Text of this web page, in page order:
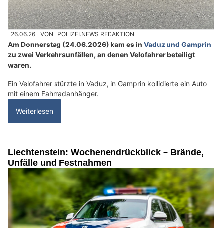
26.06.26 VON POLIZEI.NEWS REDAKTION
Am Donnerstag (24.06.2026) kam es in Vaduz und Gamprin
zu zwei Verkehrsunfällen, an denen Velofahrer beteiligt
waren.
Ein Velofahrer stürzte in Vaduz, in Gamprin kollidierte ein Auto
mit einem Fahrradanhänger.
Weiterlesen
Liechtenstein: Wochenendrückblick – Brände,
Unfälle und Festnahmen